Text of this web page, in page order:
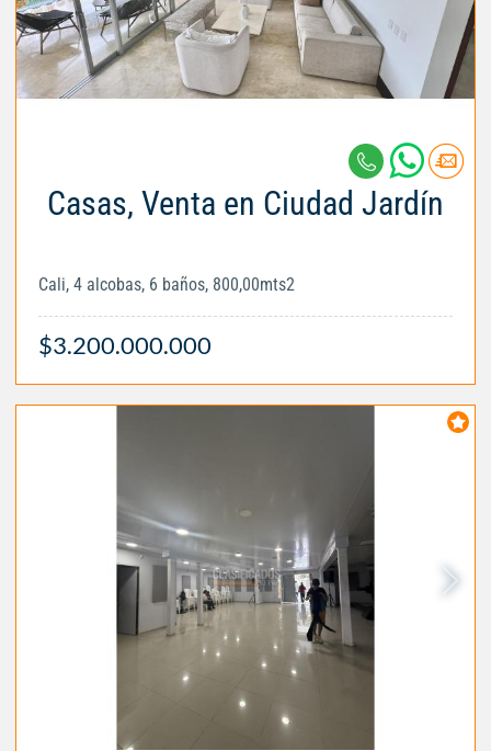
Casas, Venta en Ciudad Jardín
Cali, 4 alcobas, 6 baños, 800,00mts2
$3.200.000.000